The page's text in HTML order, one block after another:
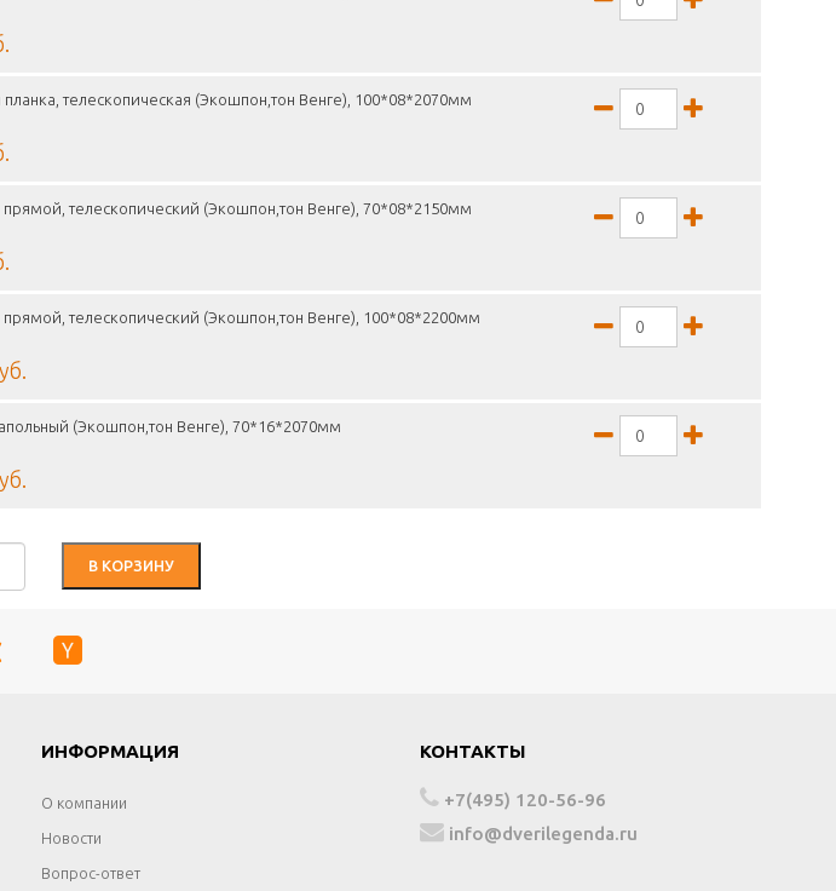
телескопическая (Экошпон,тон Венге), 100*08*2070мм
прямой, телескопический (Экошпон,тон Венге), 70*08*2150мм
прямой, телескопический (Экошпон,тон Венге), 100*08*2200мм
(Экошпон,тон Венге), 70*16*2070мм
В КОРЗИНУ
ИНФОРМАЦИЯ
О компании
Новости
Вопрос-ответ
КОНТАКТЫ
+7(495) 120-56-96
info@dverilegenda.ru